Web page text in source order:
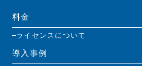
料金
ライセンスについて
導入事例